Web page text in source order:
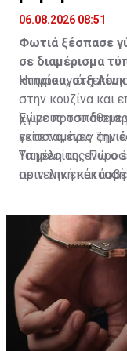
06.08.2026 08:51
Φωτιά ξέσπασε
σε διαμέρισμα
κτηρίου, στη
Η πυρκαγιά
στην κουζίνα και
χώρους του
εκτεταμένες
Έγινε
γείτονα, πριν την
Υπηρεσίας, ενώ ο
πριν την
Τα μέλη της
σε τελική